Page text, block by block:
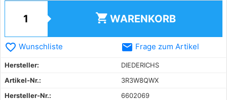
shopping_cart WARENKORB
favorite_border Wunschliste email Frage zum Artikel
Hersteller:
DIEDERICHS
Artikel-Nr.:
3R3W8QWX
Hersteller-Nr.:
6602069